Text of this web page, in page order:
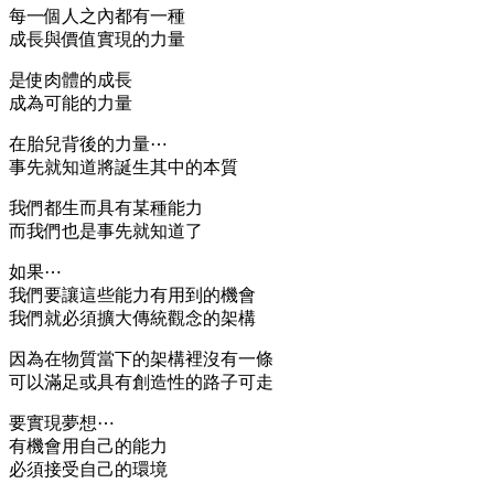
每一個人之內都有一種
成長與價值實現的力量
是使肉體的成長
成為可能的力量
在胎兒背後的力量⋯
事先就知道將誕生其中的本質
我們都生而具有某種能力
而我們也是事先就知道了
如果⋯
我們要讓這些能力有用到的機會
我們就必須擴大傳統觀念的架構
因為在物質當下的架構裡沒有一條
可以滿足或具有創造性的路子可走
要實現夢想⋯
有機會用自己的能力
必須接受自己的環境